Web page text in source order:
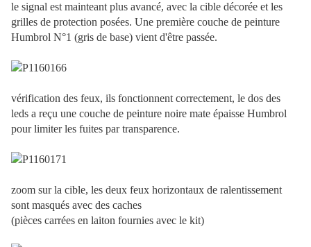
le signal est mainteant plus avancé, avec la cible décorée et les
grilles de protection posées. Une première couche de peinture
Humbrol N°1 (gris de base) vient d'être passée.
vérification des feux, ils fonctionnent correctement, le dos des
leds a reçu une couche de peinture noire mate épaisse Humbrol
pour limiter les fuites par transparence.
zoom sur la cible, les deux feux horizontaux de ralentissement
sont masqués avec des caches
(pièces carrées en laiton fournies avec le kit)